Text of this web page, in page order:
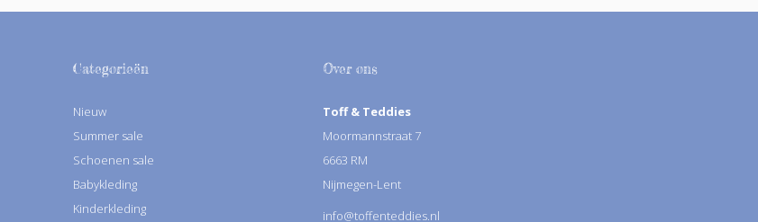
Categorieën
Nieuw
Summer sale
Schoenen sale
Babykleding
Kinderkleding
Over ons
Toff & Teddies
Moormannstraat 7
6663 RM
Nijmegen-Lent
info@toffenteddies.nl